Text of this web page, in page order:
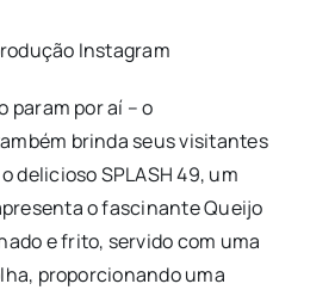
Instagram
param por aí – o
brinda seus visitantes
delicioso SPLASH 49, um
o fascinante Queijo
e frito, servido com uma
proporcionando uma